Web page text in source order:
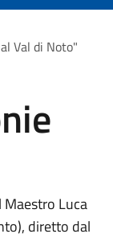
Val di Noto"
Maestro Luca
diretto dal